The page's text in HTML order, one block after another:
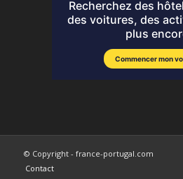
© Copyright - france-portugal.com
Contact